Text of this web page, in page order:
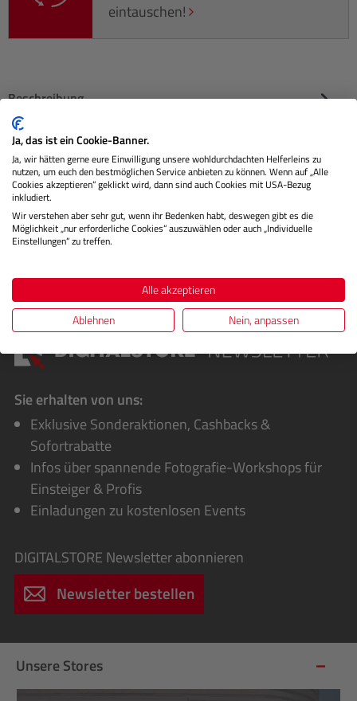
eintauschen!
Beschreibung
Apple Magic Keyboard Das neue Magic Keyboard ist eine
ultraleichte, mobile Tastatur für komfortables und
reaktionsschnelles…Mehr
Herstellerinformationen
Bewertungen
Sie erhalten von uns:
Exklusive Sonderaktionen, Cashbacks &
Sofortrabatte
Infos über spannende Fotografie-Workshops für
Einsteiger & Profis
Einladungen zu kostenlosen Events
DIGITALSTORE Newsletter abonnieren
Newsletter bestellen
Unsere Stores
Ja, das ist ein Cookie-Banner.
Ja, wir hätten gerne eure Einwilligung unsere wohldurchdachten Helferleins zu
nutzen, um euch den bestmöglichen Service anbieten zu können. Wenn auf „Alle
Cookies akzeptieren“ geklickt wird, dann sind auch Cookies mit USA-Bezug
inkludiert.
Wir verstehen aber sehr gut, wenn ihr Bedenken habt, deswegen gibt es die
Möglichkeit „nur erforderliche Cookies“ auszuwählen oder auch „Individuelle
Einstellungen“ zu treffen.
Alle akzeptieren
Ablehnen
Nein, anpassen